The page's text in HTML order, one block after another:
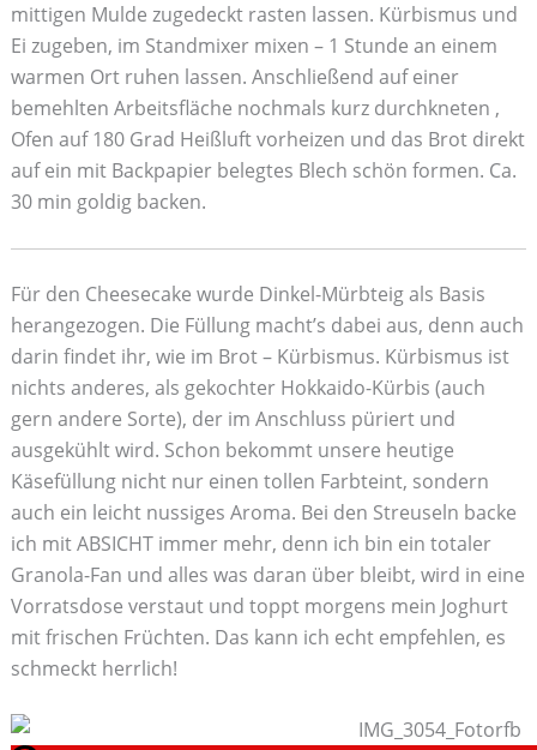
mittigen Mulde zugedeckt rasten lassen. Kürbismus und
Ei zugeben, im Standmixer mixen – 1 Stunde an einem
warmen Ort ruhen lassen. Anschließend auf einer
bemehlten Arbeitsfläche nochmals kurz durchkneten ,
Ofen auf 180 Grad Heißluft vorheizen und das Brot direkt
auf ein mit Backpapier belegtes Blech schön formen. Ca.
30 min goldig backen.
Für den Cheesecake wurde Dinkel-Mürbteig als Basis
herangezogen. Die Füllung macht’s dabei aus, denn auch
darin findet ihr, wie im Brot – Kürbismus. Kürbismus ist
nichts anderes, als gekochter Hokkaido-Kürbis (auch
gern andere Sorte), der im Anschluss püriert und
ausgekühlt wird. Schon bekommt unsere heutige
Käsefüllung nicht nur einen tollen Farbteint, sondern
auch ein leicht nussiges Aroma. Bei den Streuseln backe
ich mit ABSICHT immer mehr, denn ich bin ein totaler
Granola-Fan und alles was daran über bleibt, wird in eine
Vorratsdose verstaut und toppt morgens mein Joghurt
mit frischen Früchten. Das kann ich echt empfehlen, es
schmeckt herrlich!